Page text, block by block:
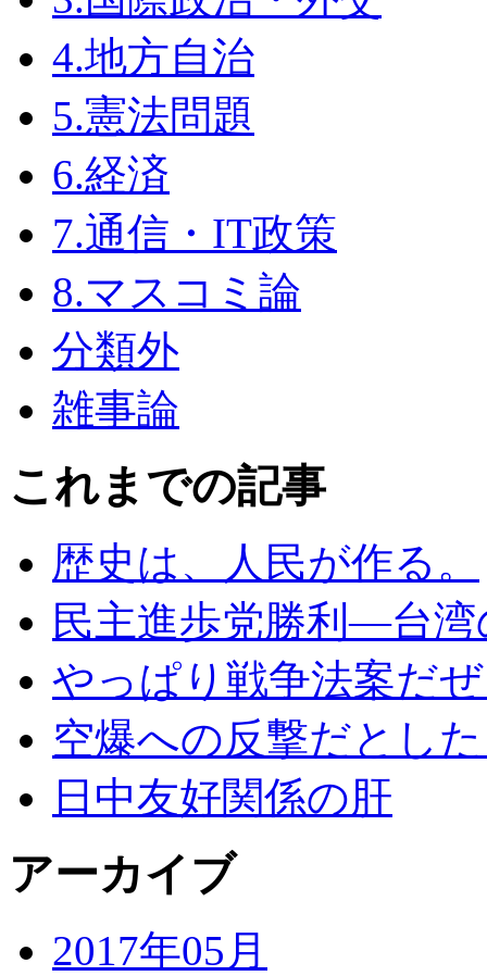
4.地方自治
5.憲法問題
6.経済
7.通信・IT政策
8.マスコミ論
分類外
雑事論
これまでの記事
歴史は、人民が作る。
民主進歩党勝利―台
やっぱり戦争法案だ
空爆への反撃だとし
日中友好関係の肝
アーカイブ
2017年05月